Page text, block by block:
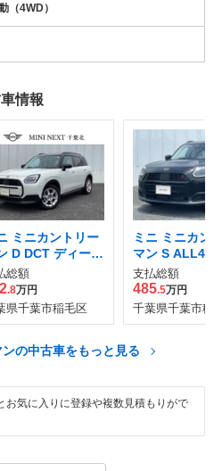
（4WD）
情報
ミニカントリー
D DCT ディーゼ
ーボ
総額
.8万円
県千葉市稲毛区
ミニ ミニカ
マン S ALL4
WD
支払総額
485.5万円
千葉県千葉市
の中古車をもっと見る
お気に入りに登録や複数見積もりがで